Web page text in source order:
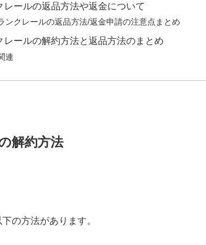
レールの返品方法や返金について
ンクレールの返品方法/返金申請の注意点まとめ
レールの解約方法と返品方法のまとめ
連
解約方法
の方法があります。